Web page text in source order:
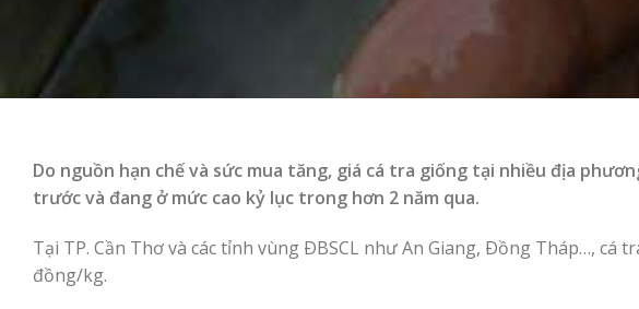
Do nguồn hạn chế và sức mua tăng, giá cá tra giống tại nhiều địa
trước và đang ở mức cao kỷ lục trong hơn 2 năm qua.
Tại TP. Cần Thơ và các tỉnh vùng ÐBSCL như An Giang, Ðồng Tháp…, cá
đồng/kg.